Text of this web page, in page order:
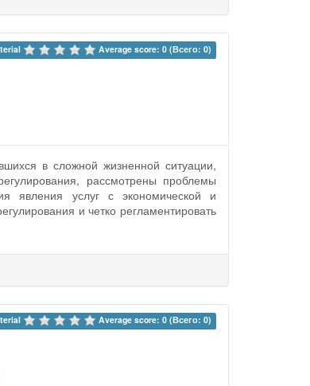
Average score: 0 (Всего: 0)
в сложной жизненной ситуации,
рассмотрены проблемы
явления услуг с экономической и
и четко регламентировать
Average score: 0 (Всего: 0)